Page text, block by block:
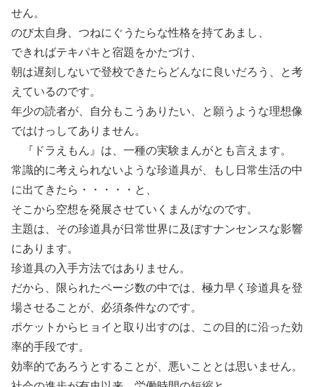
せん。
のび太自身、つねにぐうたらな性格を持てあまし、
できればテキパキと宿題をかたづけ、
朝は遅刻しないで登校できたらどんなに良いだろう、と考
えているのです。
年少の読者が、自分もこうありたい、と願うような理想像
ではけっしてありません。
『ドラえもん』は、一種の実験まんがとも言えます。
常識的に考えられないような珍道具が、もし日常生活の中
に出てきたら・・・・・と、
そこから空想を発展させていくまんがなのです。
主題は、その珍道具が日常世界に及ぼすナンセンスな影響
にあります。
珍道具の入手方法ではありません。
だから、限られたページ数の中では、極力早く珍道具を登
場させることが、必須条件なのです。
ポケットからヒョイと取り出すのは、この目的に沿った効
率的手段です。
効率的であろうとすることが、悪いこととは思いません。